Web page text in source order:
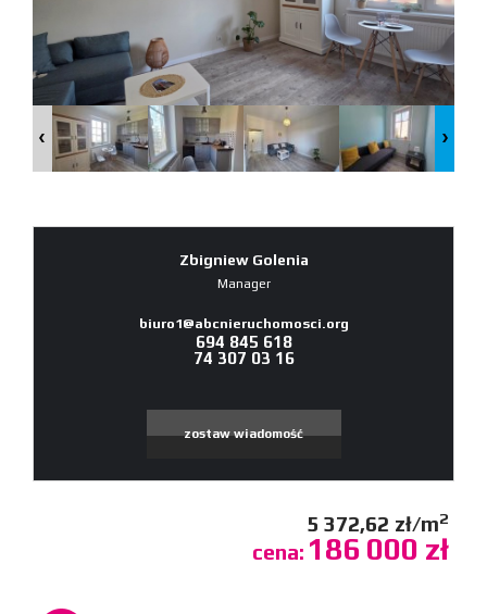
Zbigniew Golenia
Manager
biuro1@abcnieruchomosci.org
694 845 618
74 307 03 16
zostaw wiadomość
5 372,62 zł/m2
cena: 186 000 zł